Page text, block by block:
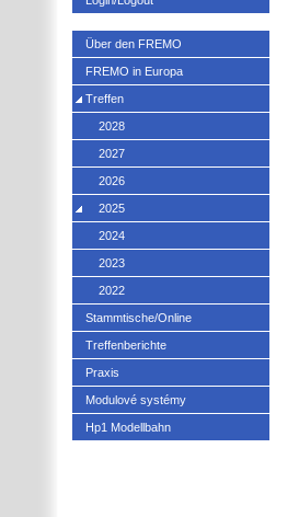
Über den FREMO
FREMO in Europa
Treffen
2028
2027
2026
2025
2024
2023
2022
Stammtische/Online
Treffenberichte
Praxis
Modulové systémy
Hp1 Modellbahn